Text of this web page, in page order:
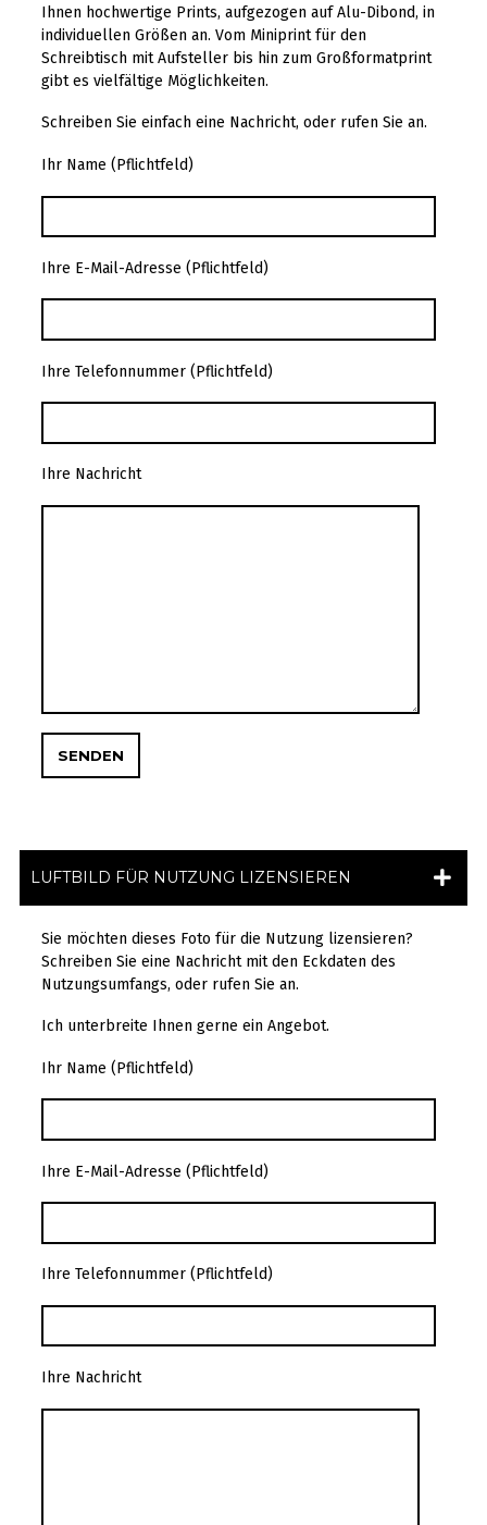
Ihnen hochwertige Prints, aufgezogen auf Alu-Dibond, in
individuellen Größen an. Vom Miniprint für den
Schreibtisch mit Aufsteller bis hin zum Großformatprint
gibt es vielfältige Möglichkeiten.
Schreiben Sie einfach eine Nachricht, oder rufen Sie an.
Ihr Name (Pflichtfeld)
Ihre E-Mail-Adresse (Pflichtfeld)
Ihre Telefonnummer (Pflichtfeld)
Ihre Nachricht
LUFTBILD FÜR NUTZUNG LIZENSIEREN
Sie möchten dieses Foto für die Nutzung lizensieren?
Schreiben Sie eine Nachricht mit den Eckdaten des
Nutzungsumfangs, oder rufen Sie an.
Ich unterbreite Ihnen gerne ein Angebot.
Ihr Name (Pflichtfeld)
Ihre E-Mail-Adresse (Pflichtfeld)
Ihre Telefonnummer (Pflichtfeld)
Ihre Nachricht